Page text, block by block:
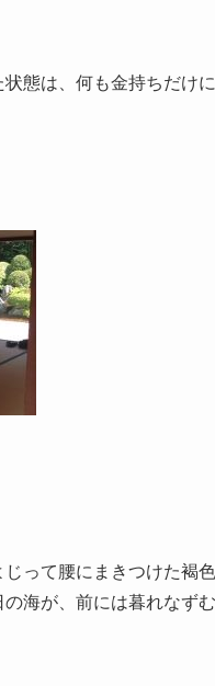
状態は、何も金持ちだけ
じって腰にまきつけた褐
の海が、前には暮れな